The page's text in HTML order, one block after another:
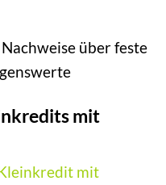
über feste
mit
mit